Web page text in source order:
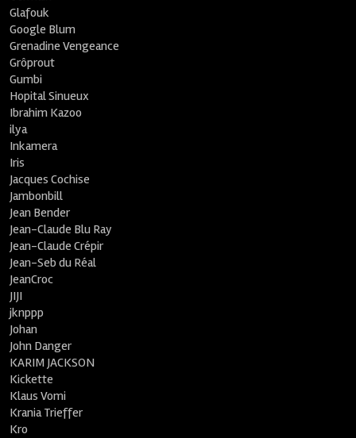
Glafouk
Google Blum
Grenadine Vengeance
Grôprout
Gumbi
Hopital Sinueux
Ibrahim Kazoo
ilya
Inkamera
Iris
Jacques Cochise
Jambonbill
Jean Bender
Jean-Claude Blu Ray
Jean-Claude Crépir
Jean-Seb du Réal
JeanCroc
JIJI
jknppp
Johan
John Danger
KARIM JACKSON
Kickette
Klaus Vomi
Krania Trieffer
Kro